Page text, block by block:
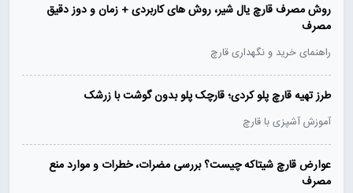
روش مصرف قارچ یال شیر، روش های کاربردی + زمان و دوز دقیق
مصرف
راهنمای خرید و نگهداری قارچ
طرز تهیه قارچ پلو کردی؛ قارچک پلو بدون گوشت با زرشک
آموزش آشپزی با قارچ
عوارض قارچ شیتاکه چیست؟ بررسی مضرات، خطرات و موارد منع
مصرف